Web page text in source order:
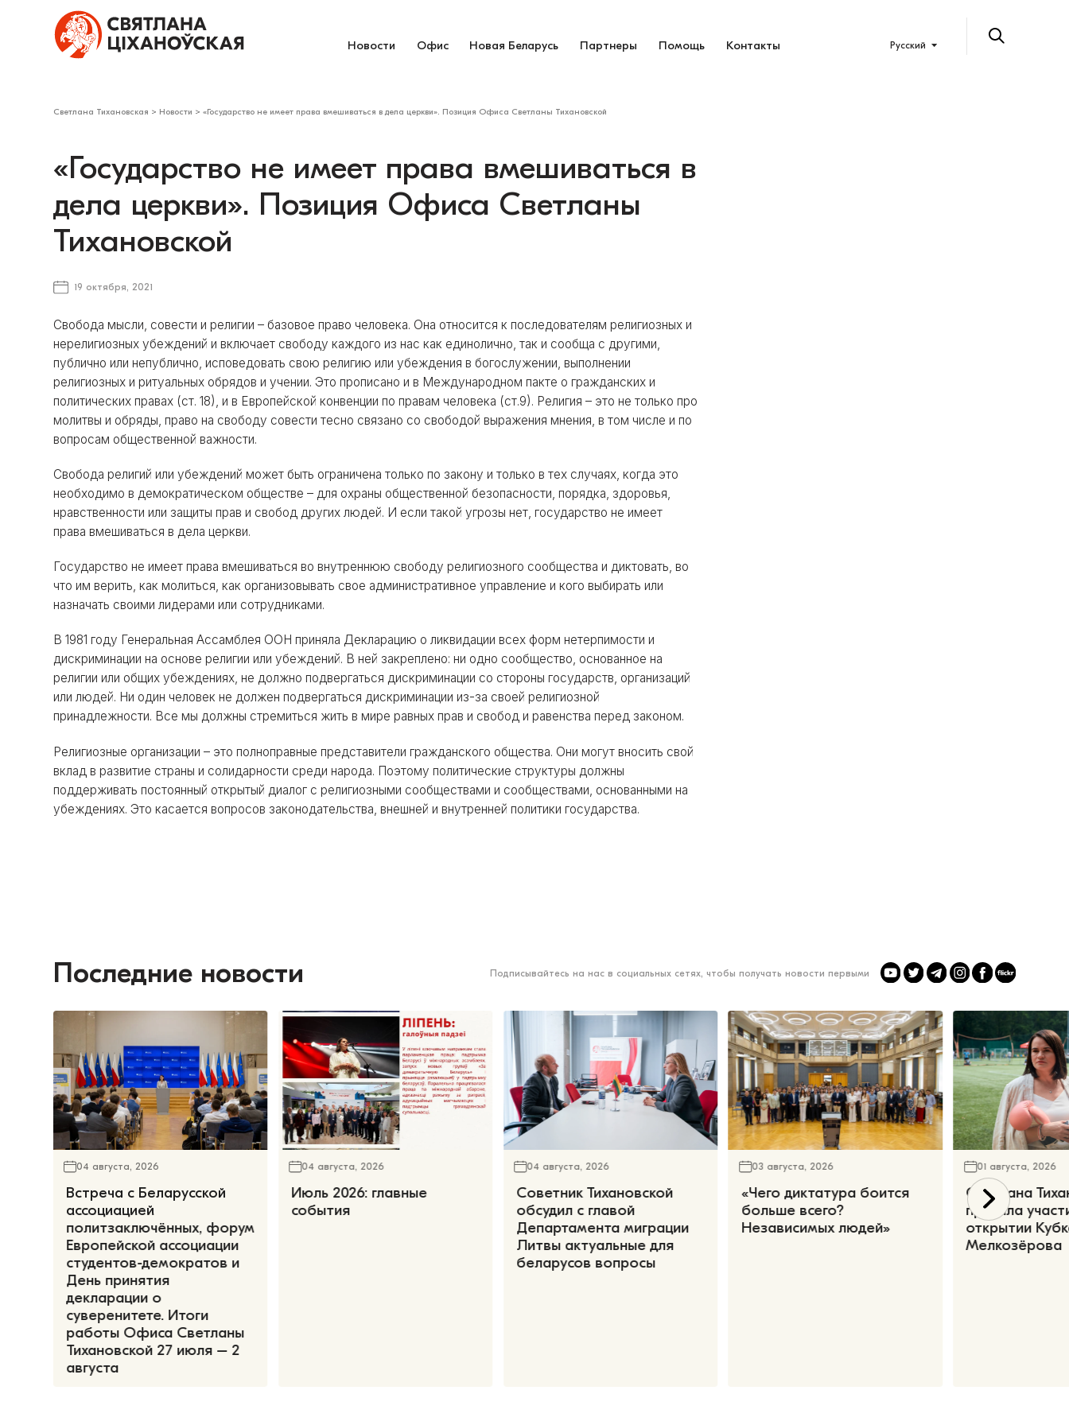
Новости Офис Новая Беларусь Партнеры Помощь Контакты Русский
Светлана Тихановская > Новости >«Государство не имеет права вмешиваться в дела церкви». Позиция Офиса Светланы Тихановской
«Государство не имеет права вмешиваться в
дела церкви». Позиция Офиса Светланы
Тихановской
19 октября, 2021
Свобода мысли, совести и религии – базовое право человека. Она относится к последователям религиозных и
нерелигиозных убеждений и включает свободу каждого из нас как единолично, так и сообща с другими,
публично или непублично, исповедовать свою религию или убеждения в богослужении, выполнении
религиозных и ритуальных обрядов и учении. Это прописано и в Международном пакте о гражданских и
политических правах (ст. 18), и в Европейской конвенции по правам человека (ст.9). Религия – это не только про
молитвы и обряды, право на свободу совести тесно связано со свободой выражения мнения, в том числе и по
вопросам общественной важности.
Свобода религий или убеждений может быть ограничена только по закону и только в тех случаях, когда это
необходимо в демократическом обществе – для охраны общественной безопасности, порядка, здоровья,
нравственности или защиты прав и свобод других людей. И если такой угрозы нет, государство не имеет
права вмешиваться в дела церкви.
Государство не имеет права вмешиваться во внутреннюю свободу религиозного сообщества и диктовать, во
что им верить, как молиться, как организовывать свое административное управление и кого выбирать или
назначать своими лидерами или сотрудниками.
В 1981 году Генеральная Ассамблея ООН приняла Декларацию о ликвидации всех форм нетерпимости и
дискриминации на основе религии или убеждений. В ней закреплено: ни одно сообщество, основанное на
религии или общих убеждениях, не должно подвергаться дискриминации со стороны государств, организаций
или людей. Ни один человек не должен подвергаться дискриминации из-за своей религиозной
принадлежности. Все мы должны стремиться жить в мире равных прав и свобод и равенства перед законом.
Религиозные организации – это полноправные представители гражданского общества. Они могут вносить свой
вклад в развитие страны и солидарности среди народа. Поэтому политические структуры должны
поддерживать постоянный открытый диалог с религиозными сообществами и сообществами, основанными на
убеждениях. Это касается вопросов законодательства, внешней и внутренней политики государства.
Последние новости Подписывайтесь на нас в социальных сетях, чтобы получать новости первыми
04 августа, 2026
Встреча с Беларусской
ассоциацией
политзаключённых, форум
Европейской ассоциации
студентов-демократов и
День принятия
декларации о
суверенитете. Итоги
работы Офиса Светланы
Тихановской 27 июля – 2
августа
04 августа, 2026
Июль 2026: главные
события
04 августа, 2026
Советник Тихановской
обсудил с главой
Департамента миграции
Литвы актуальные для
беларусов вопросы
03 августа, 2026
«Чего диктатура боится
больше всего?
Независимых людей»
01 августа, 2026
Светлана
приняла
открытии
Мелкозёрова